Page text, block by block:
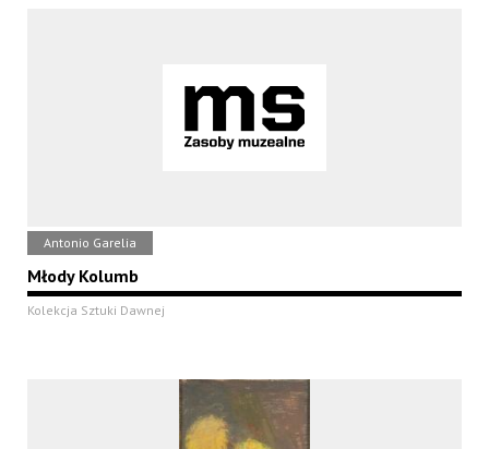
Antonio Garelia
Młody Kolumb
Kolekcja Sztuki Dawnej